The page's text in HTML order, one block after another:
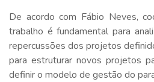
De acordo com Fábio Neves,
trabalho é fundamental para
repercussões dos projetos
para estruturar novos projetos
definir o modelo de gestão do